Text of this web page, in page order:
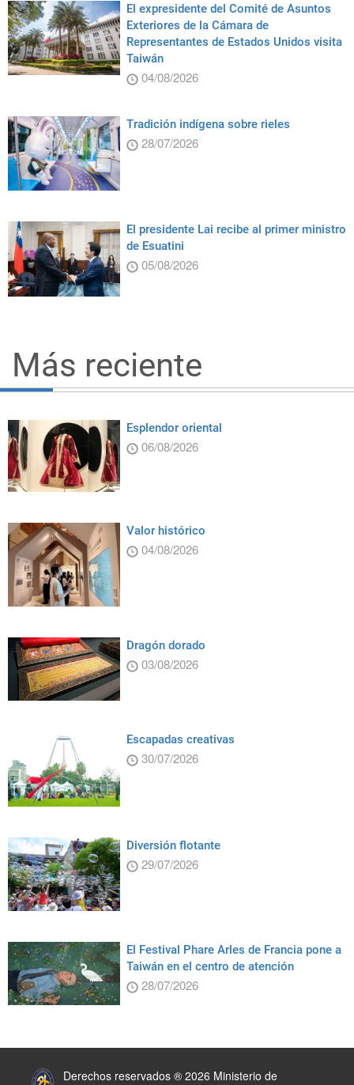
El expresidente del Comité de Asuntos
Exteriores de la Cámara de
Representantes de Estados Unidos visita
Taiwán
04/08/2026
Tradición indígena sobre rieles
28/07/2026
El presidente Lai recibe al primer ministro
de Esuatini
05/08/2026
Más reciente
Esplendor oriental
06/08/2026
Valor histórico
04/08/2026
Dragón dorado
03/08/2026
Escapadas creativas
30/07/2026
Diversión flotante
29/07/2026
El Festival Phare Arles de Francia pone a
Taiwán en el centro de atención
28/07/2026
Derechos reservados ® 2026 Ministerio de